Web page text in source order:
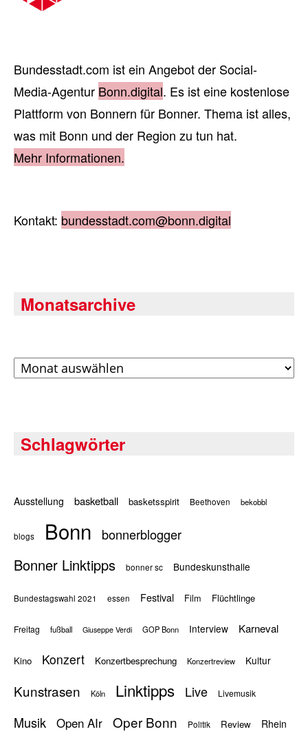
Bundesstadt.com ist ein Angebot der Social-
Media-Agentur Bonn.digital. Es ist eine kostenlose
Plattform von Bonnern für Bonner. Thema ist alles,
was mit Bonn und der Region zu tun hat.
Mehr Informationen.
Kontakt: bundesstadt.com@bonn.digital
Monatsarchive
Archiv
Schlagwörter
Ausstellung basketball basketsspirit Beethoven bekobbl
blogs Bonn bonnerblogger
Bonner Linktipps bonner sc Bundeskunsthalle
Bundestagswahl 2021 essen Festival Film Flüchtlinge
Freitag fußball Giuseppe Verdi GOP Bonn Interview Karneval
Kino Konzert Konzertbesprechung Konzertreview Kultur
Kunstrasen Köln Linktipps Live Livemusik
Musik Open AIr Oper Bonn Politik Review Rhein